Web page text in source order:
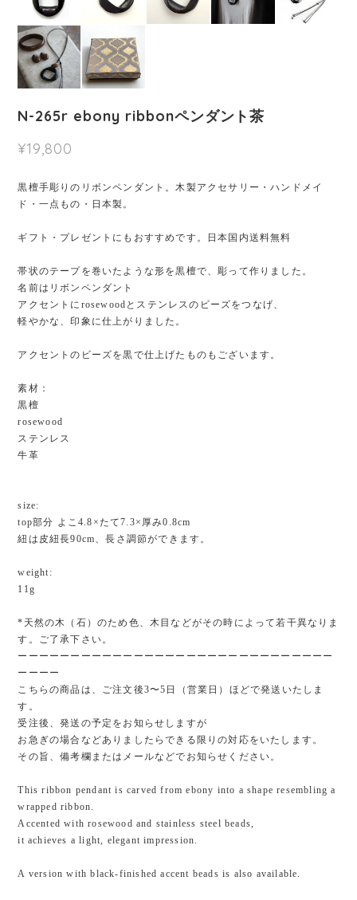
N-265r ebony ribbonペンダント茶
¥19,800
黒檀手彫りのリボンペンダント。木製アクセサリー・ハンドメイ
ド・一点もの・日本製。
ギフト・プレゼントにもおすすめです。日本国内送料無料
帯状のテープを巻いたような形を黒檀で、彫って作りました。
名前はリボンペンダント
アクセントにrosewoodとステンレスのビーズをつなげ、
軽やかな、印象に仕上がりました。
アクセントのビーズを黒で仕上げたものもございます。
素材：
黒檀
rosewood
ステンレス
牛革
size:
top部分 よこ4.8×たて7.3×厚み0.8cm
紐は皮紐長90cm、長さ調節ができます。
weight:
11g
*天然の木（石）のため色、木目などがその時によって若干異なりま
す。ご了承下さい。
ーーーーーーーーーーーーーーーーーーーーーーーーーーーーーー
ーーーー
こちらの商品は、ご注文後3〜5日（営業日）ほどで発送いたしま
す。
受注後、発送の予定をお知らせしますが
お急ぎの場合などありましたらできる限りの対応をいたします。
その旨、備考欄またはメールなどでお知らせください。
This ribbon pendant is carved from ebony into a shape resembling a
wrapped ribbon.
Accented with rosewood and stainless steel beads,
it achieves a light, elegant impression.
A version with black-finished accent beads is also available.